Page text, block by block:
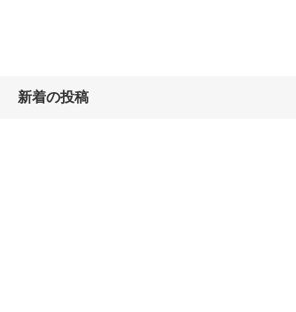
新着の投稿